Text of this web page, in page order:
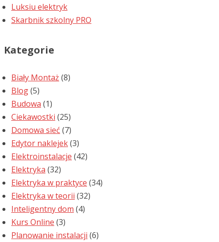
Luksiu elektryk
Skarbnik szkolny PRO
Kategorie
Biały Montaż (8)
Blog(5)
Budowa (1)
Ciekawostki (25)
Domowa sieć (7)
Edytor naklejek(3)
Elektroinstalacje (42)
Elektryka (32)
Elektryka w praktyce (34)
Elektryka w teorii (32)
Inteligentny dom (4)
Kurs Online (3)
Planowanie instalacji (6)